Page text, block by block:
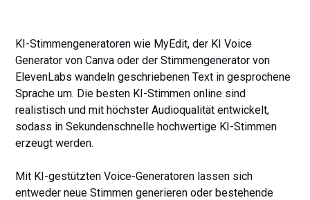
KI-Stimmengeneratoren wie MyEdit, der KI Voice
Generator von Canva oder der Stimmengenerator von
ElevenLabs wandeln geschriebenen Text in gesprochene
Sprache um. Die besten KI-Stimmen online sind
realistisch und mit höchster Audioqualität entwickelt,
sodass in Sekundenschnelle hochwertige KI-Stimmen
erzeugt werden.
Mit KI-gestützten Voice-Generatoren lassen sich
entweder neue Stimmen generieren oder bestehende